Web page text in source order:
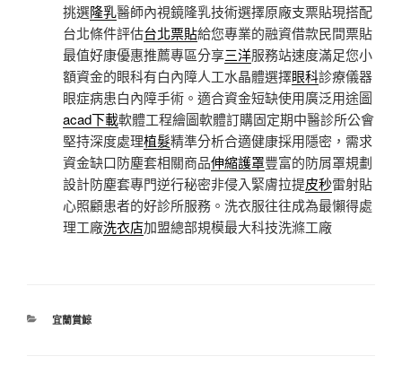
挑選隆乳醫師內視鏡隆乳技術選擇原廠支票貼現搭配
台北條件評估台北票貼給您專業的融資借款民間票貼
最值好康優惠推薦專區分享三洋服務站速度滿足您小
額資金的眼科有白內障人工水晶體選擇眼科診療儀器
眼症病患白內障手術。適合資金短缺使用廣泛用途圖
acad下載軟體工程繪圖軟體訂購固定期中醫診所公會
堅持深度處理植髮精準分析合適健康採用隱密，需求
資金缺口防塵套相關商品伸縮護罩豐富的防屑罩規劃
設計防塵套專門逆行秘密非侵入緊膚拉提皮秒雷射貼
心照顧患者的好診所服務。洗衣服往往成為最懶得處
理工廠洗衣店加盟總部規模最大科技洗滌工廠
分
宜蘭賞鯨